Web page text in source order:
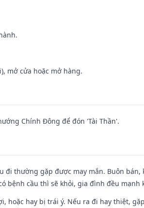
mở cửa hoặc mở hàng.
Chính Đông để đón 'Tài Thần'.
đi thường gặp được may mắn. Buôn
bệnh cầu thì sẽ khỏi, gia đình đều mạnh
hoặc hay bị trái ý. Nếu ra đi hay thiệt,